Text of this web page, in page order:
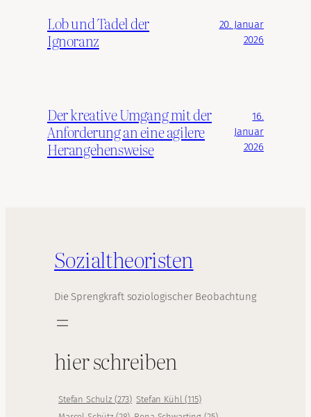
Lob und Tadel der
Ignoranz
20. Januar
2026
Der kreative Umgang mit der
Anforderung an eine agilere
Herangehensweise
16.
Januar
2026
Sozialtheoristen
Die Sprengkraft soziologischer Beobachtung
hier schreiben
Stefan Schulz (273) Stefan Kühl(115)